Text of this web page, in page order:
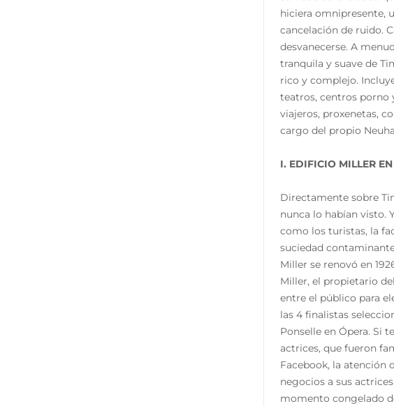
hiciera omnipresente,
cancelación de ruido.
desvanecerse. A
tranquila y suave de
rico y complejo.
teatros, centros porno
viajeros, proxenetas,
cargo del propio
I. EDIFICIO MILLER
Directamente sobre
nunca lo habían visto.
como los turistas, la
suciedad
Miller se renovó en
Miller, el propietario
entre el público para
las 4 finalistas
Ponselle en Ópera. Si
actrices, que fueron
Facebook, la atención
negocios a sus
momento congelado